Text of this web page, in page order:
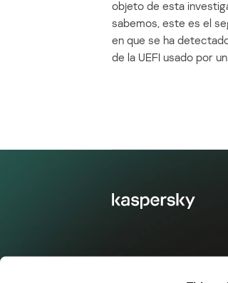
objeto de esta
sabemos, este es el
en que se ha
de la UEFI usado por